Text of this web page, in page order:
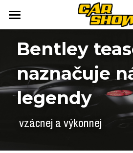
DOMOV
AUTONEWS
AUKCIE
ARCHÍV
NEWSLETTER
ŠPORT
ČLÁNKY
KALENDÁR
Bentley
naznačuje
legendy
vzácnej a výkonnej